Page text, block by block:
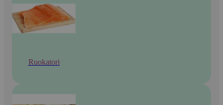
Ruokatori